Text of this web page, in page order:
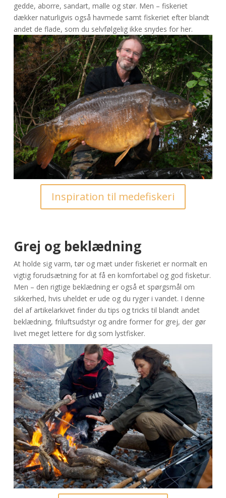
gedde, aborre, sandart, malle og stør. Men – fiskeriet
dækker naturligvis også havmede samt fiskeriet efter blandt
andet de flade, som du selvfølgelig ikke snydes for her.
Inspiration til medefiskeri
Grej og beklædning
At holde sig varm, tør og mæt under fiskeriet er normalt en
vigtig forudsætning for at få en komfortabel og god fisketur.
Men – den rigtige beklædning er også et spørgsmål om
sikkerhed, hvis uheldet er ude og du ryger i vandet. I denne
del af artikelarkivet finder du tips og tricks til blandt andet
beklædning, friluftsudstyr og andre former for grej, der gør
livet meget lettere for dig som lystfisker.